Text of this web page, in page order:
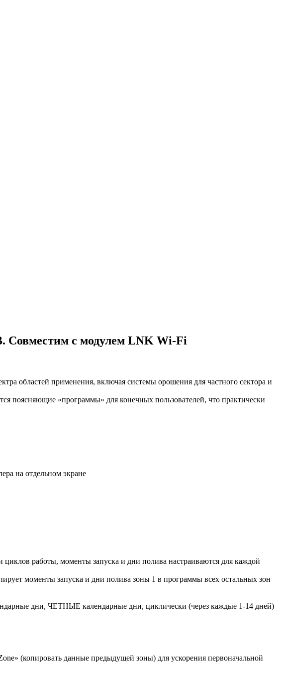
Совместим с модулем LNK Wi-Fi
областей применения, включая системы орошения для частного сектора и
поясняющие «программы» для конечных пользователей, что практически
на отдельном экране
работы, моменты запуска и дни полива настраиваются для каждой
моменты запуска и дни полива зоны 1 в программы всех остальных зон
дни, ЧЕТНЫЕ календарные дни, циклически (через каждые 1-14 дней)
(копировать данные предыдущей зоны) для ускорения первоначальной